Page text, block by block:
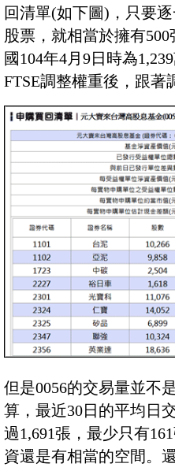
回清單(如下圖)，只要
股票，就相當於擁有
國104年4月9日時為
FTSE調整權重後，跟著
但是0056的交易量並不
算，最近30日的平均日
過1,691張，最少只有
資還是有相當的空間。